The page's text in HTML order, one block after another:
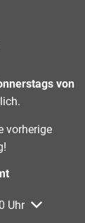
von
vorherige
Uhr